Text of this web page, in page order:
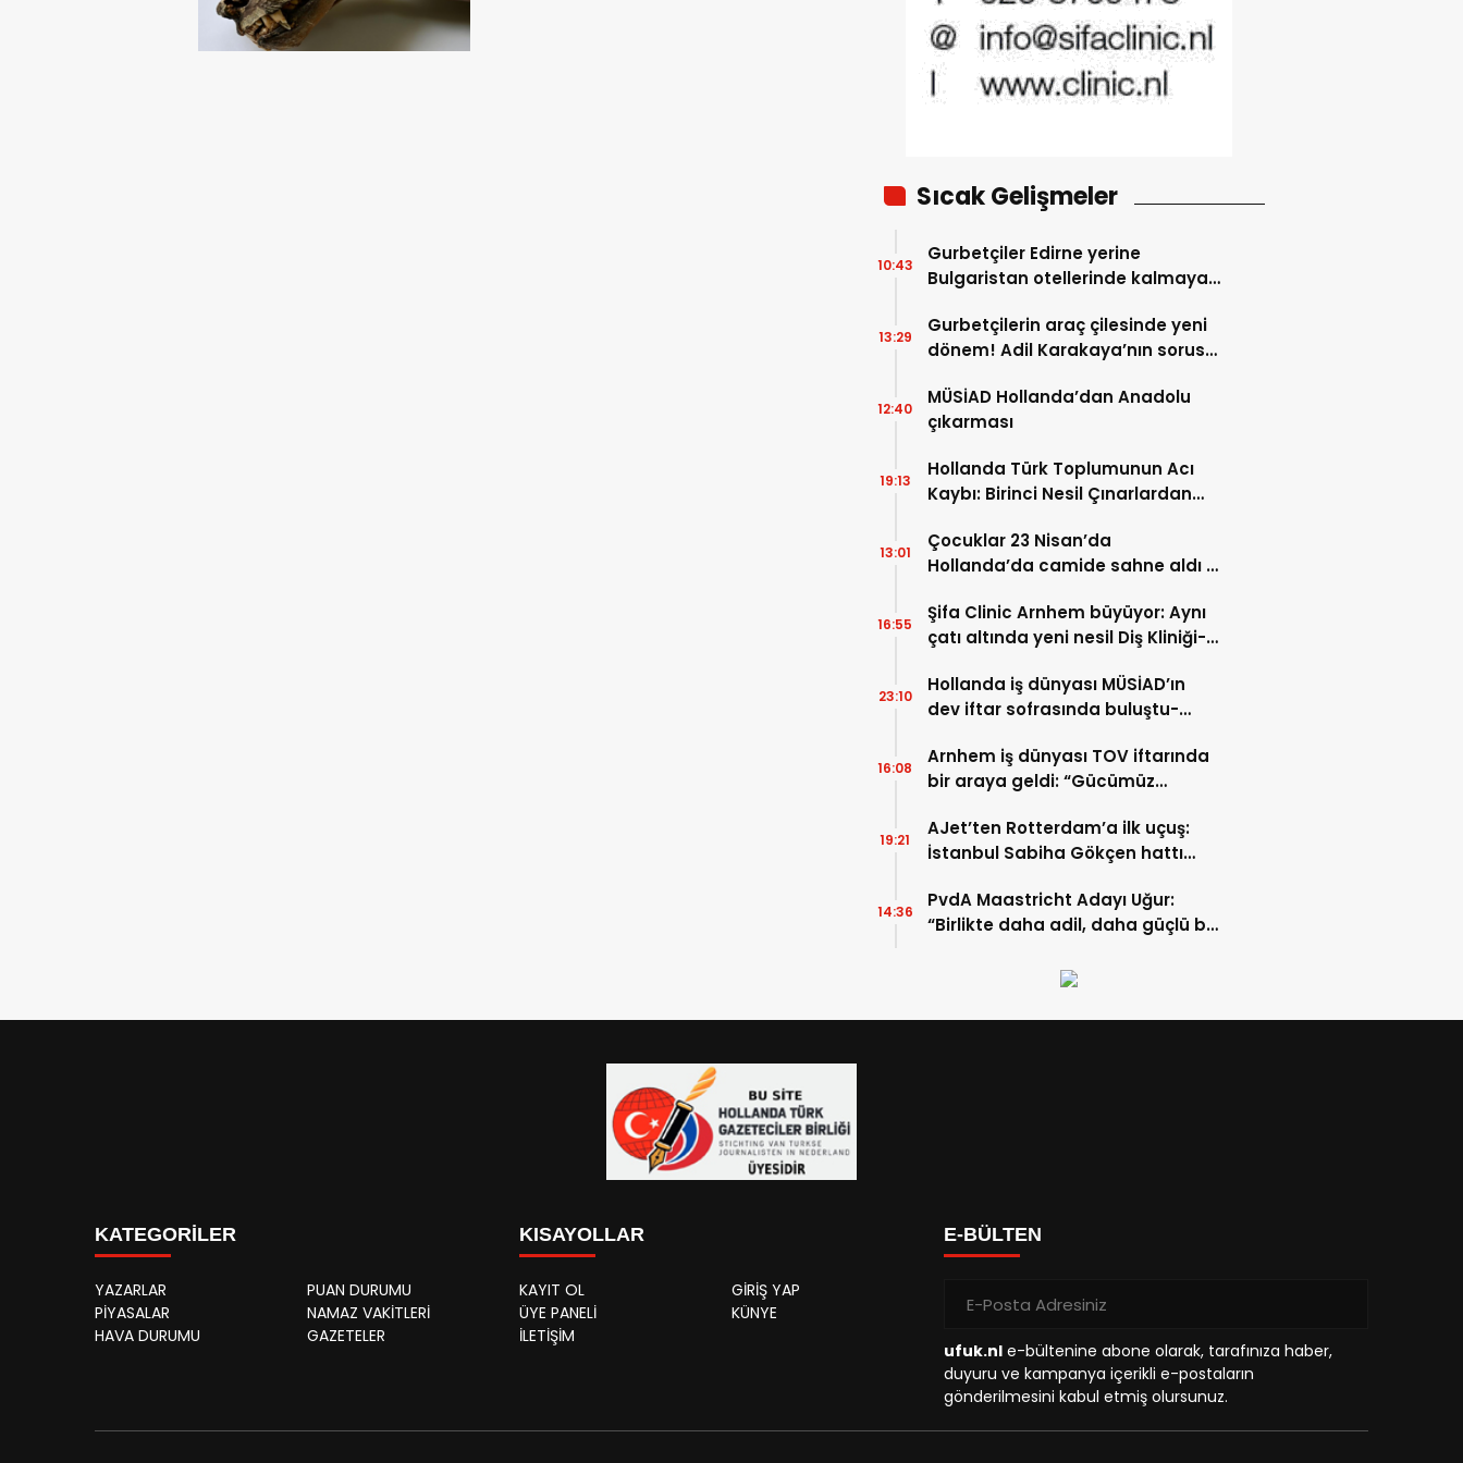
Sıcak Gelişmeler
Gurbetçiler Edirne yerine
Bulgaristan otellerinde kalmaya
10:43
Gurbetçilerin araç çilesinde yeni
dönem! Adil Karakaya’nın sorusu
13:29
MÜSİAD Hollanda’dan Anadolu
çıkarması
12:40
Hollanda Türk Toplumunun Acı
Kaybı: Birinci Nesil Çınarlardan
19:13
Çocuklar 23 Nisan’da
Hollanda’da camide sahne aldı –
13:01
Şifa Clinic Arnhem büyüyor: Aynı
çatı altında yeni nesil Diş Kliniği-
16:55
Hollanda iş dünyası MÜSİAD’ın
dev iftar sofrasında buluştu-
23:10
Arnhem iş dünyası TOV iftarında
bir araya geldi: “Gücümüz
16:08
AJet’ten Rotterdam’a ilk uçuş:
İstanbul Sabiha Gökçen hattı
19:21
PvdA Maastricht Adayı Uğur:
“Birlikte daha adil, daha güçlü bir
14:36
KATEGORİLER
YAZARLAR
PUAN DURUMU
PİYASALAR
NAMAZ VAKİTLERİ
HAVA DURUMU
GAZETELER
KISAYOLLAR
KAYIT OL
GİRİŞ YAP
ÜYE PANELİ
KÜNYE
İLETİŞİM
E-BÜLTEN
ufuk.nl e-bültenine abone olarak, tarafınıza haber,
duyuru ve kampanya içerikli e-postaların
gönderilmesini kabul etmiş olursunuz.